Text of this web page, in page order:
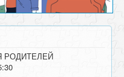
РОДИТЕЛЕЙ